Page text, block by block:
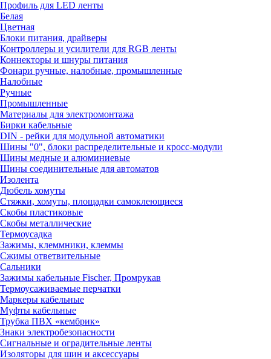
Профиль для LED ленты
Белая
Цветная
Блоки питания, драйверы
Контроллеры и усилители для RGB ленты
Коннекторы и шнуры питания
Фонари ручные, налобные, промышленные
Налобные
Ручные
Промышленные
Материалы для электромонтажа
Бирки кабельные
DIN - рейки для модульной автоматики
Шины "0", блоки распределительные и кросс-модули
Шины медные и алюминиевые
Шины соединительные для автоматов
Изолента
Дюбель хомуты
Стяжки, хомуты, площадки самоклеющиеся
Скобы пластиковые
Скобы металлические
Термоусадка
Зажимы, клеммники, клеммы
Сжимы ответвительные
Сальники
Зажимы кабельные Fischer, Промрукав
Термоусаживаемые перчатки
Маркеры кабельные
Муфты кабельные
Трубка ПВХ «кембрик»
Знаки электробезопасности
Сигнальные и оградительные ленты
Изоляторы для шин и аксессуары